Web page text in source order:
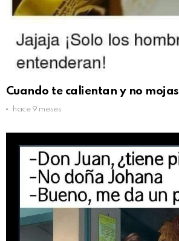
Cuando te calientan y no mojas
hace 9 meses